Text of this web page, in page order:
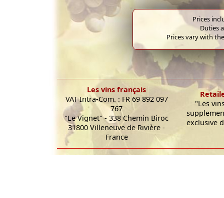
Prices
Duties
Prices vary with
Les vins français
VAT Intra-Com. : FR 69 892 097
767
"Le Vignet" - 338 Chemin Biroc
31800 Villeneuve de Rivière -
France
"Les
exclusive